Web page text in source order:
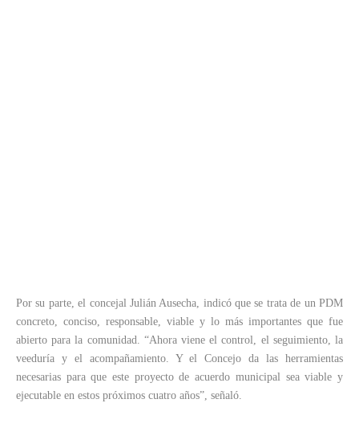
Por su parte, el concejal Julián Ausecha, indicó que se trata de un PDM
concreto, conciso, responsable, viable y lo más importantes que fue
abierto para la comunidad. “Ahora viene el control, el seguimiento, la
veeduría y el acompañamiento. Y el Concejo da las herramientas
necesarias para que este proyecto de acuerdo municipal sea viable y
ejecutable en estos próximos cuatro años”, señaló.